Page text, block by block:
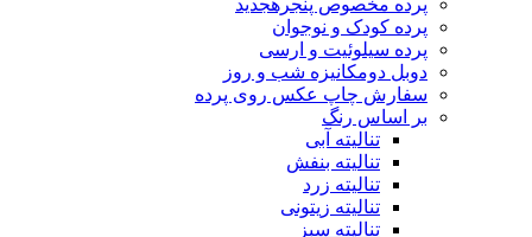
پرده کودک و نوجوان
پرده سیلوئیت و ارسی
دوبل دومکانیزه شب و روز
سفارش چاپ عکس روی پرده
بر اساس رنگ
تنالیته آبی
تنالیته بنفش
تنالیته زرد
تنالیته زیتونی
تنالیته سبز